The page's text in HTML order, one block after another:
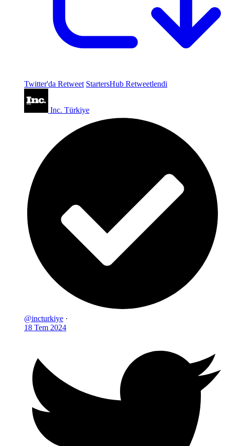
Twitter'da Retweet StartersHub Retweetlendi
Inc. Türkiye
@incturkiye ·
18 Tem 2024